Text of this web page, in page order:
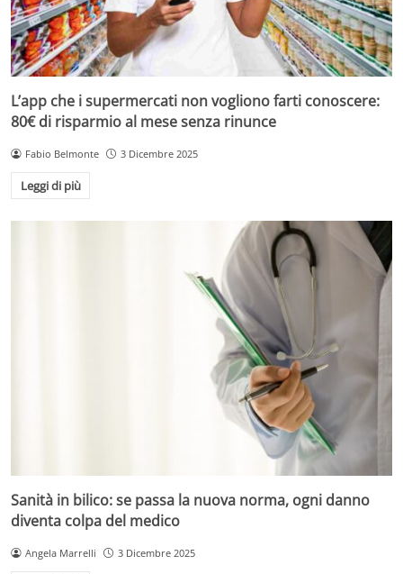
L’app che i supermercati non vogliono farti conoscere:
80€ di risparmio al mese senza rinunce
Fabio Belmonte 3 Dicembre 2025
Leggi di più
Sanità in bilico: se passa la nuova norma, ogni danno
diventa colpa del medico
Angela Marrelli 3 Dicembre 2025